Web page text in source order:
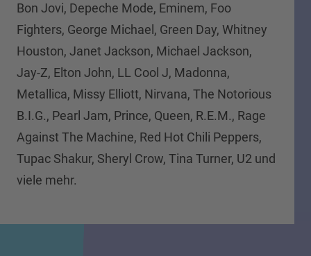
Bon Jovi, Depeche Mode, Eminem, Foo
Fighters, George Michael, Green Day, Whitney
Houston, Janet Jackson, Michael Jackson,
Jay-Z, Elton John, LL Cool J, Madonna,
Metallica, Missy Elliott, Nirvana, The Notorious
B.I.G., Pearl Jam, Prince, Queen, R.E.M., Rage
Against The Machine, Red Hot Chili Peppers,
Tupac Shakur, Sheryl Crow, Tina Turner, U2 und
viele mehr.